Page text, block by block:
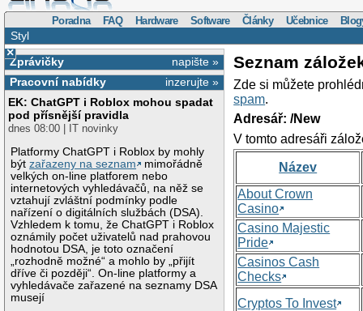
Poradna FAQ Hardware Software Články Učebnice
Styl
×
napište »
Zprávičky
inzerujte »
Pracovní nabídky
EK: ChatGPT i Roblox mohou spadat
pod přísnější pravidla
dnes 08:00 | IT novinky
Platformy ChatGPT i Roblox by mohly
býtzařazeny na seznam
mimořádně
velkých on-line platforem nebo
internetových vyhledávačů, na něž se
vztahují zvláštní podmínky podle
nařízení o digitálních službách (DSA).
Vzhledem k tomu, že ChatGPT i Roblox
oznámily počet uživatelů nad prahovou
hodnotou DSA, je toto označení
„rozhodně možné“ a mohlo by „přijít
dříve či později“. On-line platformy a
vyhledávače zařazené na seznamy DSA
musejí
Seznam
Zde si můžete
spam.
Adresář: /New
V tomto adresáři
Název
About Crown
Casino
Casino Majestic
Pride
Casinos Cash
Checks
Cryptos To Invest